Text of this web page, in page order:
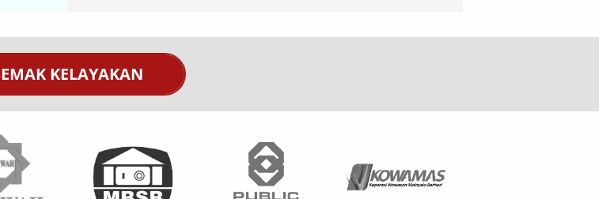
KELAYAKAN